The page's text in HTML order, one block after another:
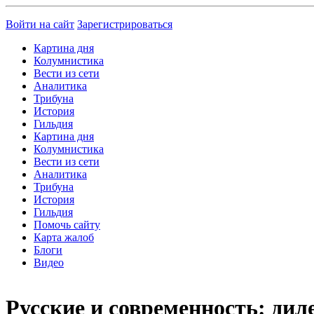
Войти на сайт Зарегистрироваться
Картина дня
Колумнистика
Вести из сети
Аналитика
Трибуна
История
Гильдия
Картина дня
Колумнистика
Вести из сети
Аналитика
Трибуна
История
Гильдия
Помочь сайту
Карта жалоб
Блоги
Видео
Русские и современность: